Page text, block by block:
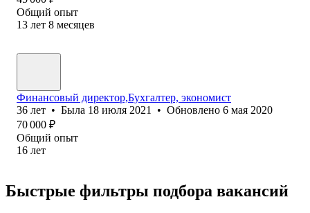
Общий опыт
13 лет 8 месяцев
Финансовый директор,Бухгалтер, экономист
36 лет • Была 18 июля 2021 • Обновлено 6 мая 2020
70 000 ₽
Общий опыт
16 лет
Быстрые фильтры подбора вакансий